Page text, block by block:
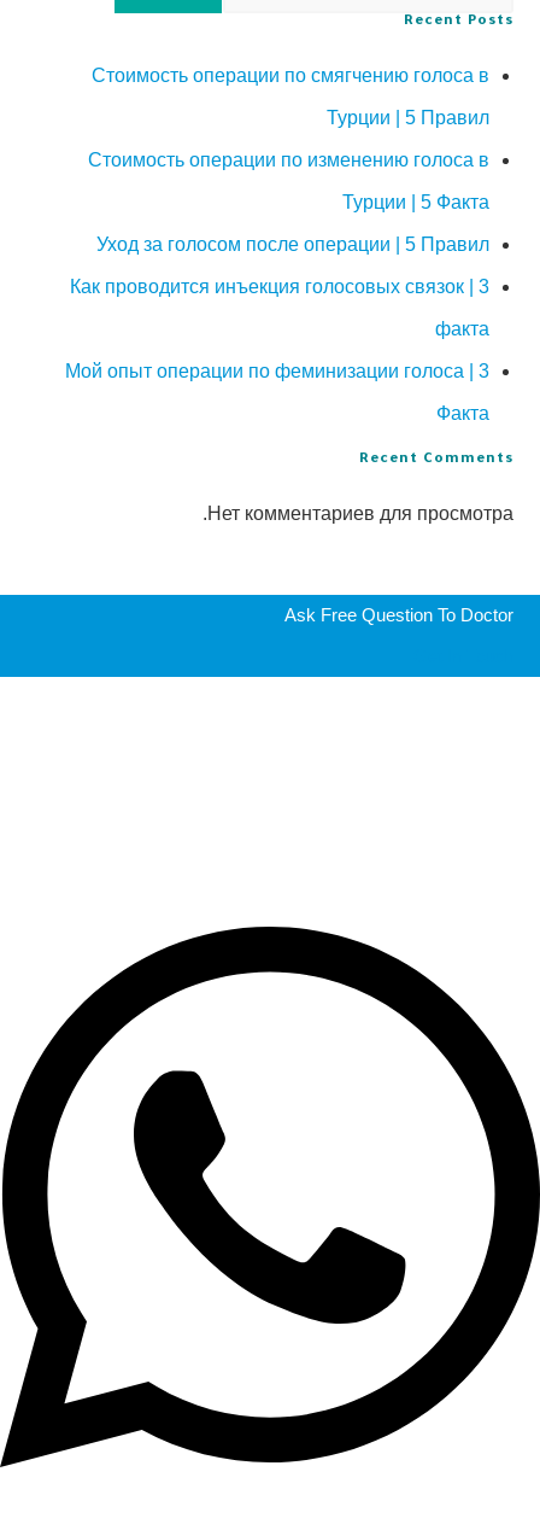
Recent Posts
Стоимость операции по смягчению голоса в
Турции | 5 Правил
Стоимость операции по изменению голоса в
Турции | 5 Факта
Уход за голосом после операции | 5 Правил
Как проводится инъекция голосовых связок | 3
факта
Мой опыт операции по феминизации голоса | 3
Факта
Recent Comments
Нет комментариев для просмотра.
Ask Free Question To Doctor